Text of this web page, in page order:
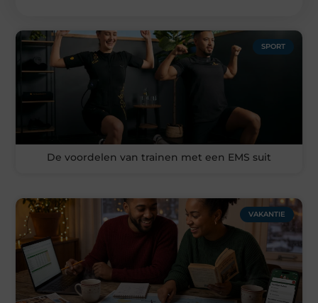
SPORT
De voordelen van trainen met een EMS suit
VAKANTIE